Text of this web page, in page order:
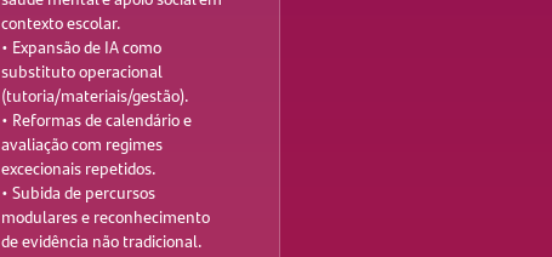
contexto escolar.
• Expansão de IA como
substituto operacional
(tutoria/materiais/gestão).
• Reformas de calendário e
avaliação com regimes
excecionais repetidos.
• Subida de percursos
modulares e reconhecimento
de evidência não tradicional.